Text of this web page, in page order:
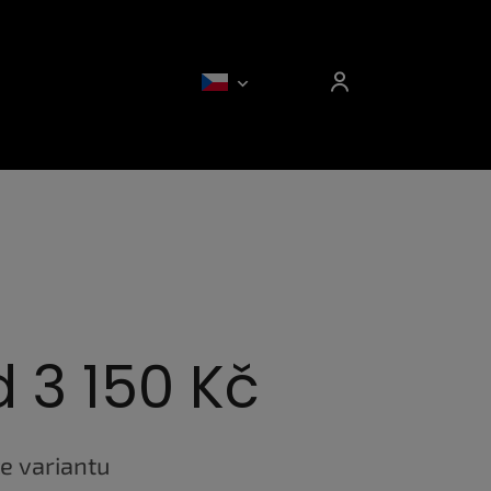
3 150 Kč
variantu